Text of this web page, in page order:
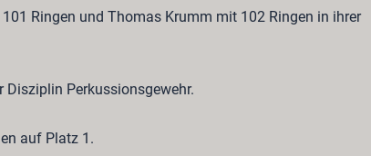
Ringen und Thomas Krumm mit 102 Ringen in ihrer
Disziplin Perkussionsgewehr.
auf Platz 1.